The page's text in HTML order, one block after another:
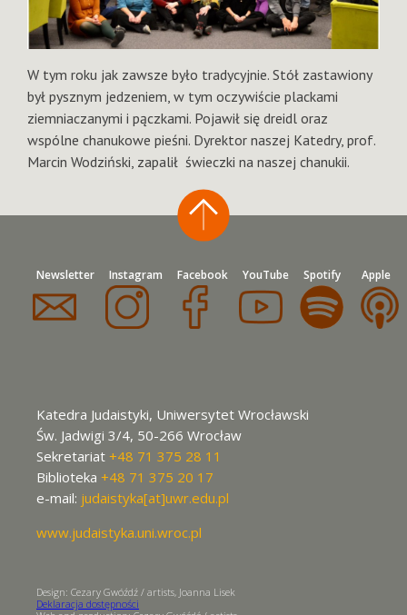
W tym roku jak zawsze było tradycyjnie. Stół zastawiony
był pysznym jedzeniem, w tym oczywiście plackami
ziemniaczanymi i pączkami. Pojawił się dreidl oraz
wspólne chanukowe pieśni. Dyrektor naszej Katedry, prof.
Marcin Wodziński, zapalił świeczki na naszej chanukii.
Newsletter Instagram Facebook YouTube Spotify Apple
Katedra Judaistyki, Uniwersytet Wrocławski
Św. Jadwigi 3/4, 50-266 Wrocław
Sekretariat +48 71 375 28 11
Biblioteka +48 71 375 20 17
e-mail: judaistyka[at]uwr.edu.pl
www.judaistyka.uni.wroc.pl
Design: Cezary Gwóźdź / artists, Joanna Lisek
Deklaracja dostępności